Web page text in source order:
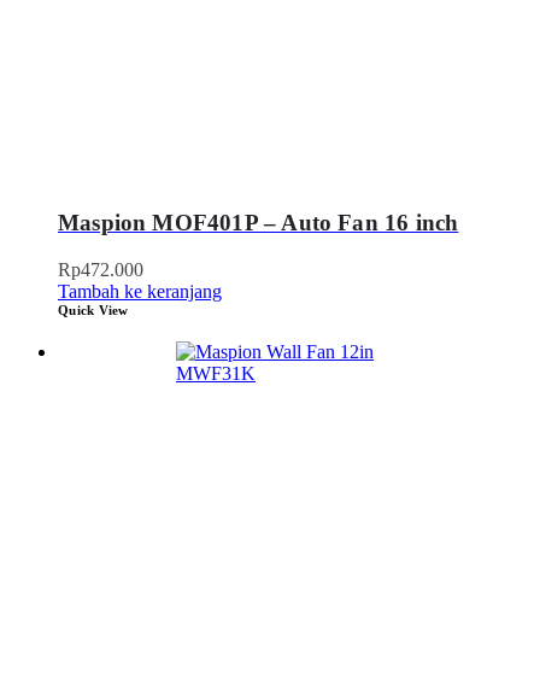
Maspion MOF401P – Auto Fan 16 inch
Rp472.000
Tambah ke keranjang
Quick View